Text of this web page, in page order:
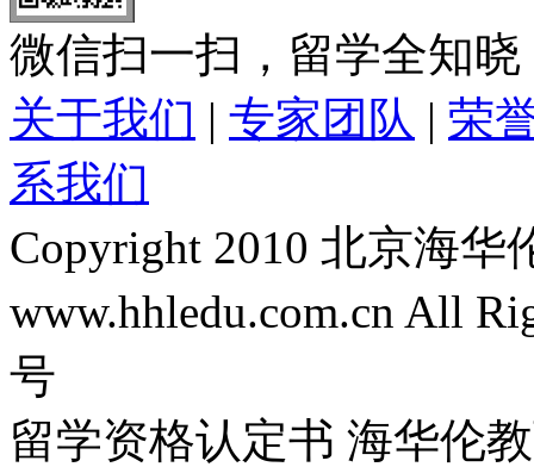
微信扫一扫，留学全知晓
关于我们 | 专家团队 | 荣
系我们
Copyright 2010 北京海
www.hhledu.com.cn All
号
留学资格认定书 海华伦